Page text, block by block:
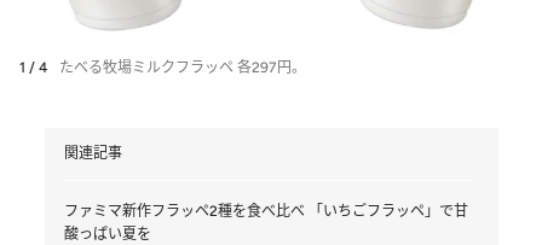
1 / 4 たべる牧場ミルクフラッペ 各297円。
関連記事
ファミマ新作フラッペ2種を食べ比べ 「いちごフラッペ」で甘
酸っぱい夏を